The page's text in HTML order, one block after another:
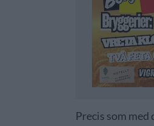
Precis som